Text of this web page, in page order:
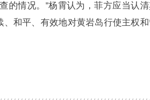
的情况。”杨霄认为，菲方应当认
、和平、有效地对黄岩岛行使主权